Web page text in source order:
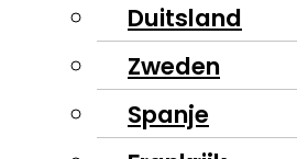
Duitsland
Zweden
Spanje